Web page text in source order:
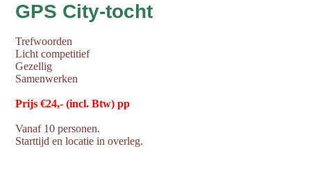
GPS City-tocht
Trefwoorden
Licht competitief
Gezellig
Samenwerken
Prijs €24,- (incl. Btw) pp
Vanaf 10 personen.
Starttijd en locatie in overleg.